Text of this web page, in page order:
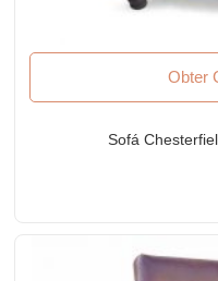
Obter
Sofá